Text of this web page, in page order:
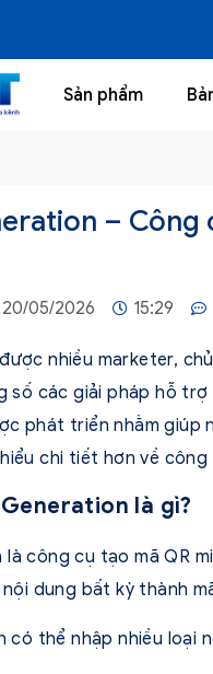
Sản phẩm
–
20/05/2026 15:29
nhiều marketer,
số các giải pháp hỗ trợ
phát triển nhằm giúp
chi tiết hơn về
là gì?
là công cụ tạo mã QR
dung bất kỳ thành
có thể nhập nhiều loại